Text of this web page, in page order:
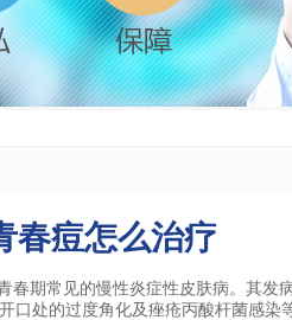
春痘怎么治疗
期常见的慢性炎症性皮肤病。其发病
口处的过度角化及痤疮丙酸杆菌感染